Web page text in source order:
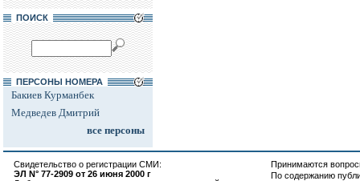
ПОИСК
ПЕРСОНЫ НОМЕРА
Бакиев Курманбек
Медведев Дмитрий
все персоны
Свидетельство о регистрации СМИ:
ЭЛ N° 77-2909 от 26 июня 2000 г
Принимаются
По содержанию